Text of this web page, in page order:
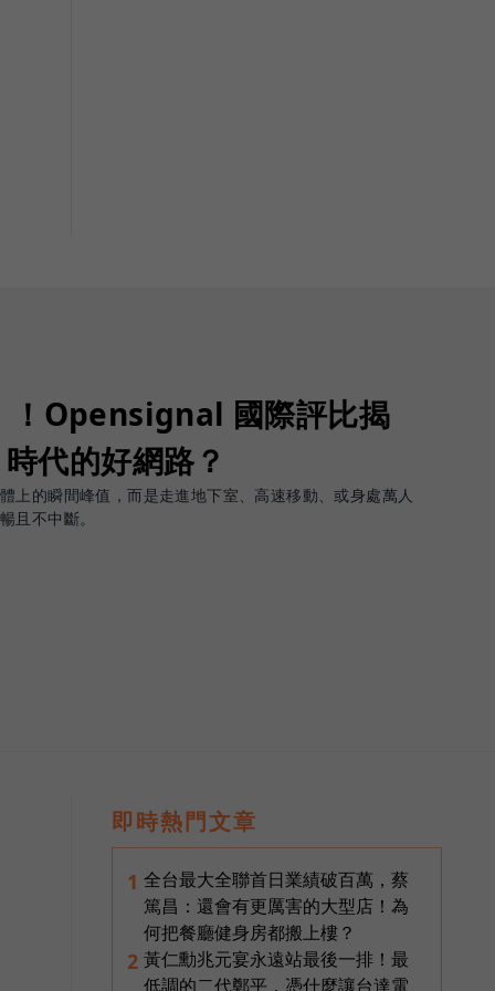
！Opensignal 國際評比揭
代的好網路？
上的瞬間峰值，而是走進地下室、高速移動、或身處萬人
且不中斷。
即時熱門文章
1 全台最大全聯首日業績破百萬，蔡
篤昌：還會有更厲害的大型店！為
何把餐廳健身房都搬上樓？
2 黃仁勳兆元宴永遠站最後一排！最
低調的二代鄭平，憑什麼讓台達電